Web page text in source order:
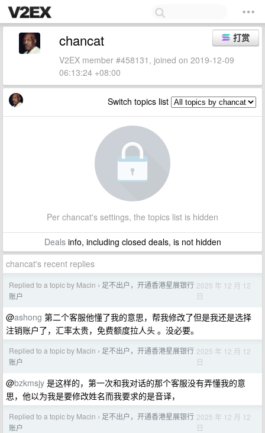
打赏
chancat
V2EX member #458131, joined on 2019-12-09
06:13:24 +08:00
Switch topics list
Per chancat's settings, the topics list is hidden
Dealsinfo, including closed deals, is not hidden
chancat's recent replies
Replied to a topic by Macin › 足不出户，开通香港星展银行
账户
2025 年 12 月 12
日
@ashong 第二个客服他懂了我的意思，帮我修改了但是我还是选择
注销账户了，汇率太贵，免费额度拉人头 。没必要。
Replied to a topic by Macin › 足不出户，开通香港星展银行
账户
2025 年 12 月 12
日
@bzkmsjy 是这样的，第一次和我对话的那个客服没有弄懂我的意
思，他以为我是要修改姓名而我要求的是音译，
Replied to a topic by Macin › 足不出户，开通香港星展银行
账户
2025 年 12 月 12
日